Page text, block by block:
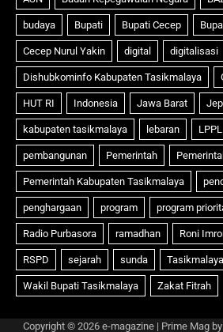
Copyright © 2026 e-magazine| Prime Mag by